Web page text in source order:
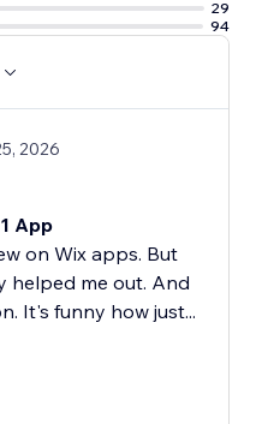
29
94
2026
App
on Wix apps. But
helped me out. And
It's funny how just...